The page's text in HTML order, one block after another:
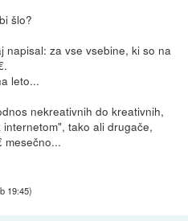
šlo?
napisal: za vse vsebine, ki so na
leto...
nekreativnih do kreativnih,
tako ali drugače,
mesečno...
19:45)